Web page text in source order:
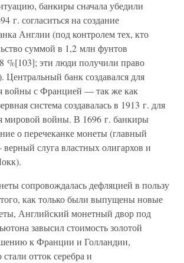
банкиры сначала убедили
г. согласиться на создание
Англии (под контролем тех, кто
суммой в 1,2 млн фунтов
%[103]; эти люди получили право
Центральный банк создавался для
войны с Францией — так же как
система создавалась в 1913 г. для
мировой войны. В 1696 г. банкиры
о перечеканке монеты (главный
слуга властных олигархов и
сопровождалась дефляцией в пользу
как только были выпущены новые
Английский монетный двор под
завысил стоимость золотой
к Франции и Голландии,
стали отток серебра и